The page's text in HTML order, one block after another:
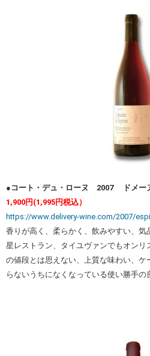
●コート・デュ・ローヌ 2007 ドメー
1,900円(1,995円税込）
https://www.delivery-wine.com/2007/
香りが高く、柔らかく、飲みやすい、気
星レストラン、タイユヴァンでもオンリ
の値段とは思えない、上質な味わい、ケ
らないうちになくなっている使い勝手の